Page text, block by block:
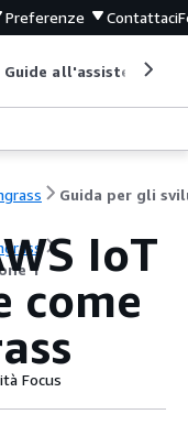
Preferenze Contattaci
Guide all'assistenza
1
IoT
come
Focus